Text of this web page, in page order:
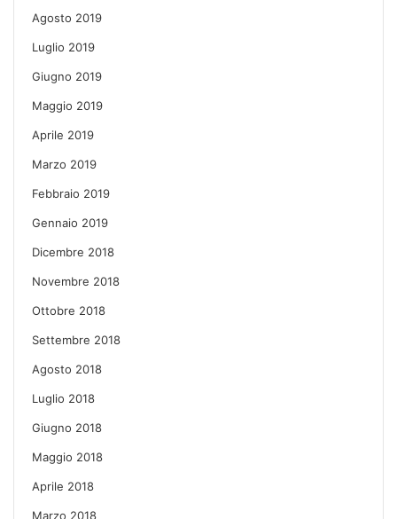
Agosto 2019
Luglio 2019
Giugno 2019
Maggio 2019
Aprile 2019
Marzo 2019
Febbraio 2019
Gennaio 2019
Dicembre 2018
Novembre 2018
Ottobre 2018
Settembre 2018
Agosto 2018
Luglio 2018
Giugno 2018
Maggio 2018
Aprile 2018
Marzo 2018